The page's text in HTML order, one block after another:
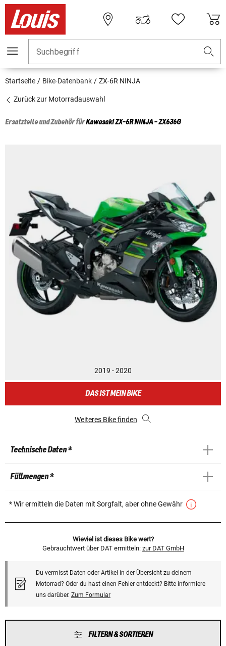
Suchbegriff
Startseite Bike-Datenbank ZX-6R NINJA
Zurück zur Motorradauswahl
Ersatzteile und Zubehör fürKawasakiZX-6R NINJA - ZX636G
2019 - 2020
DAS IST MEIN BIKE
Weiteres Bike finden
Technische Daten *
Füllmengen *
* Wir ermitteln die Daten mit Sorgfalt, aber ohne Gewähr
Wieviel ist dieses Bike wert?
Gebrauchtwert über DAT ermitteln: zur DAT GmbH
Du vermisst Daten oder Artikel in der Übersicht zu deinem
Motorrad? Oder du hast einen Fehler entdeckt? Bitte informiere
uns darüber. Zum Formular
FILTERN & SORTIEREN